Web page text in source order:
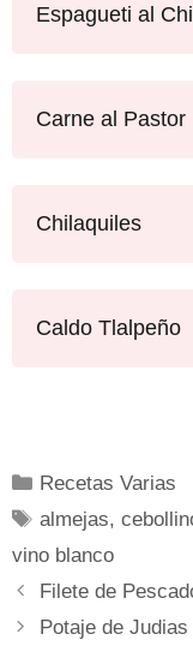
Espagueti al
Carne al Pastor
Chilaquiles
Caldo Tlalpeño
Recetas Varias
almejas,
vino blanco
Filete de
Potaje de Judias